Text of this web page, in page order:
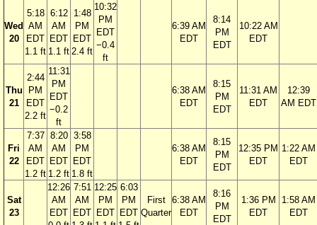
Wed
20
5:18
AM
EDT
1.1 ft
6:12
AM
EDT
1.1 ft
1:48
PM
EDT
2.4 ft
10:32
PM
EDT
−0.4
ft
6:39 AM
EDT
8:14
PM
EDT
10:22 AM
EDT
Thu
21
2:44
PM
EDT
2.2 ft
11:31
PM
EDT
−0.2
ft
6:38 AM
EDT
8:15
PM
EDT
11:31 AM
EDT
12:39
AM EDT
Fri
22
7:37
AM
EDT
1.2 ft
8:20
AM
EDT
1.2 ft
3:58
PM
EDT
1.8 ft
6:38 AM
EDT
8:15
PM
EDT
12:35 PM
EDT
1:22 AM
EDT
Sat
23
12:26
AM
EDT
7:51
AM
EDT
12:25
PM
EDT
6:03
PM
EDT
First
Quarter
6:38 AM
EDT
8:16
PM
EDT
1:36 PM
EDT
1:58 AM
EDT